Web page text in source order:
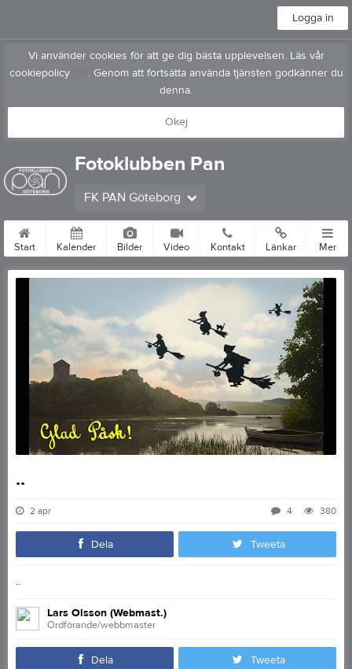
Logga in
Vi använder cookies för att ge dig bästa upplevelsen. Läs vår
cookiepolicy
. Genom att fortsätta använda tjänsten godkänner du
denna.
Okej
Fotoklubben Pan
FK PAN Göteborg
Start Kalender Bilder Video Kontakt Länkar Mer
..
2 apr 380
4
Dela Tweeta
..
Lars Olsson (Webmast.)
Ordförande/webbmaster
Dela Tweeta